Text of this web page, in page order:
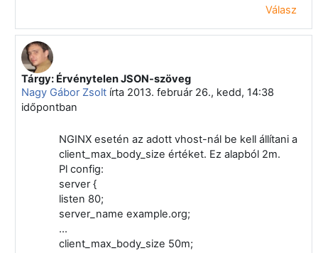
Válasz
Válasz erre: Virányi Anita
Tárgy: Érvénytelen JSON-szöveg
Nagy Gábor Zsoltírta 2013. február 26., kedd, 14:38
időpontban
NGINX esetén az adott vhost-nál be kell állítani a
client_max_body_size értéket. Ez alapból 2m.
Pl config:
server {
listen 80;
server_name example.org;
...
client_max_body_size 50m;